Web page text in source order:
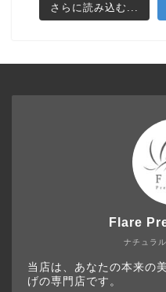
さらに読み込む...
ナチュラ
Flare
当店は、あなたの本来の
げの専門店です。